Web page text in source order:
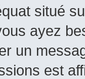
situé
ayez
un
est